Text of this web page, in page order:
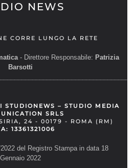
NEWS
CORRE LUNGO LA RETE
- Direttore Responsabile: Patrizia
Barsotti
STUDIONEWS – STUDIO MEDIA
SRLS
24 - 00179 - ROMA (RM)
13361321006
del Registro Stampa in data 18
Gennaio 2022